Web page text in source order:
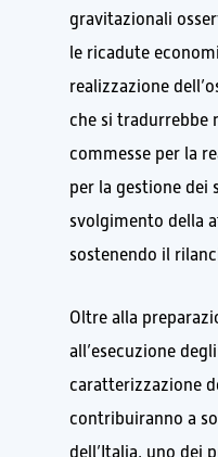
gravitazionali
le ricadute
realizzazione
che si tradurrebbe
commesse per la
per la gestione dei
svolgimento della
sostenendo il
Oltre alla
all’esecuzione
caratterizzazione
contribuiranno a
dell’Italia, uno dei